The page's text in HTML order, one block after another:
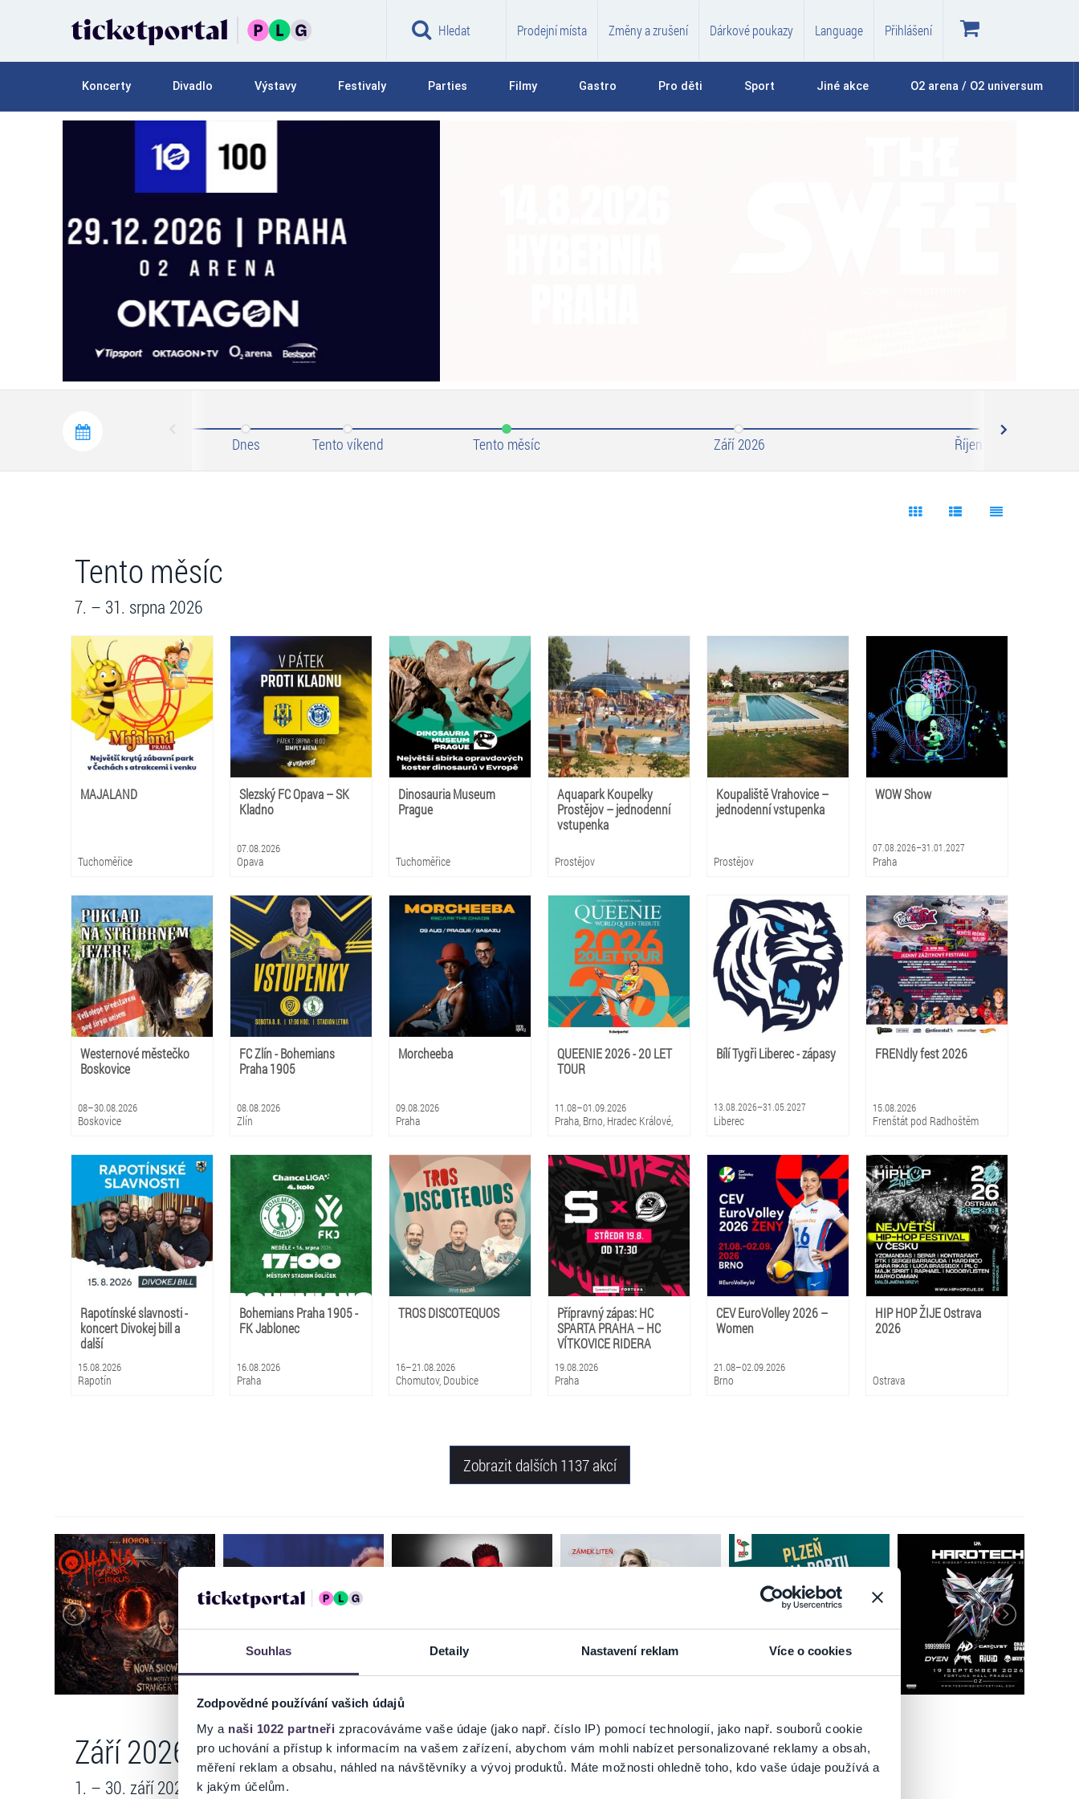
Souhlas Detaily Nastavení reklam Více o cookies
Zodpovědné používání vašich údajů
My a naši 1022 partneři zpracováváme vaše údaje (jako např. číslo IP) pomocí technologií, jako např. souborů cookie
pro uchování a přístup k informacím na vašem zařízení, abychom vám mohli nabízet personalizované reklamy a obsah,
měření reklam a obsahu, náhled na návštěvníky a vývoj produktů. Máte možnosti ohledně toho, kdo vaše údaje používá a
k jakým účelům.
Hledat Prodejní místa Změny a zrušení Dárkové poukazy Language Přihlášení
Koncerty Divadlo Výstavy Festivaly Parties Filmy Gastro Pro děti Sport Jiné akce O2 arena / O2 universum
Dnes Tento víkend Tento měsíc Září 2026 Říjen 2026
Tento měsíc
7. – 31. srpna 2026
MAJALAND
Tuchoměřice
Slezský FC Opava – SK
Kladno
07.08.2026
Opava
Dinosauria Museum
Prague
Tuchoměřice
Aquapark Koupelky
Prostějov – jednodenní
vstupenka
Prostějov
Koupaliště Vrahovice –
jednodenní vstupenka
Prostějov
WOW Show
07.08.2026–31.01.2027
Praha
Westernové městečko
Boskovice
08–30.08.2026
Boskovice
FC Zlín - Bohemians
Praha 1905
08.08.2026
Zlín
Morcheeba
09.08.2026
Praha
QUEENIE 2026 - 20 LET
TOUR
11.08–01.09.2026
Praha, Brno, Hradec Králové,
Bílí Tygři Liberec - zápasy
13.08.2026–31.05.2027
Liberec
FRENdly fest 2026
15.08.2026
Frenštát pod Radhoštěm
Rapotínské slavnosti -
koncert Divokej bill a
další
15.08.2026
Rapotín
Bohemians Praha 1905 -
FK Jablonec
16.08.2026
Praha
TROS DISCOTEQUOS
16–21.08.2026
Chomutov, Doubice
Přípravný zápas: HC
SPARTA PRAHA – HC
VÍTKOVICE RIDERA
19.08.2026
Praha
CEV EuroVolley 2026 –
Women
21.08–02.09.2026
Brno
HIP HOP ŽIJE Ostrava
2026
Ostrava
Zobrazit dalších 1137 akcí
Září 2026
1. – 30. září 2026